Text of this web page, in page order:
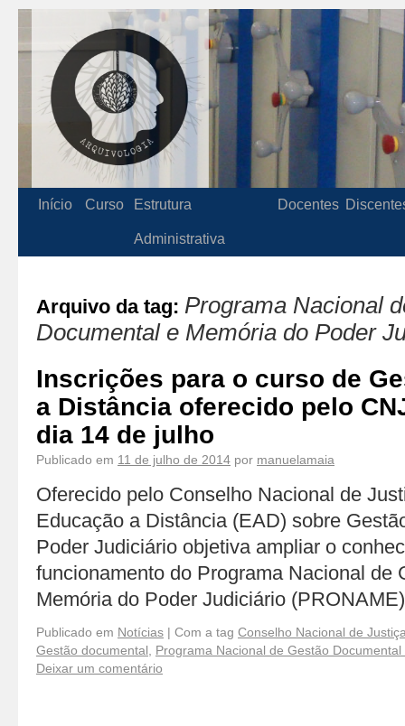
Início Curso Estrutura
Administrativa
Docentes
Arquivo da tag: Programa Nacional
Documental e Memória do Poder
Inscrições para o curso de
a Distância oferecido pelo
dia 14 de julho
Publicado em 11 de julho de 2014 por manuelamaia
Oferecido pelo Conselho Nacional de
Educação a Distância (EAD) sobre
Poder Judiciário objetiva ampliar o
funcionamento do Programa Nacional de
Memória do Poder Judiciário
Publicado em Notícias | Com a tag Conselho Nacional de
Gestão documental
Programa Nacional de Gestão
Deixar um comentário